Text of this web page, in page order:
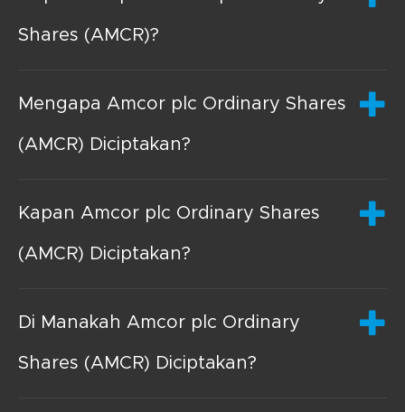
Shares (AMCR)?
Mengapa Amcor plc Ordinary Shares
(AMCR) Diciptakan?
Kapan Amcor plc Ordinary Shares
(AMCR) Diciptakan?
Di Manakah Amcor plc Ordinary
Shares (AMCR) Diciptakan?